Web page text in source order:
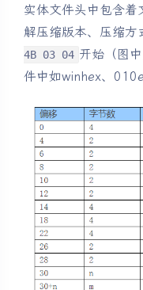
实体文件头中包含着
解压缩版本、压缩方
4B 03 04 开始（图
件中如winhex、